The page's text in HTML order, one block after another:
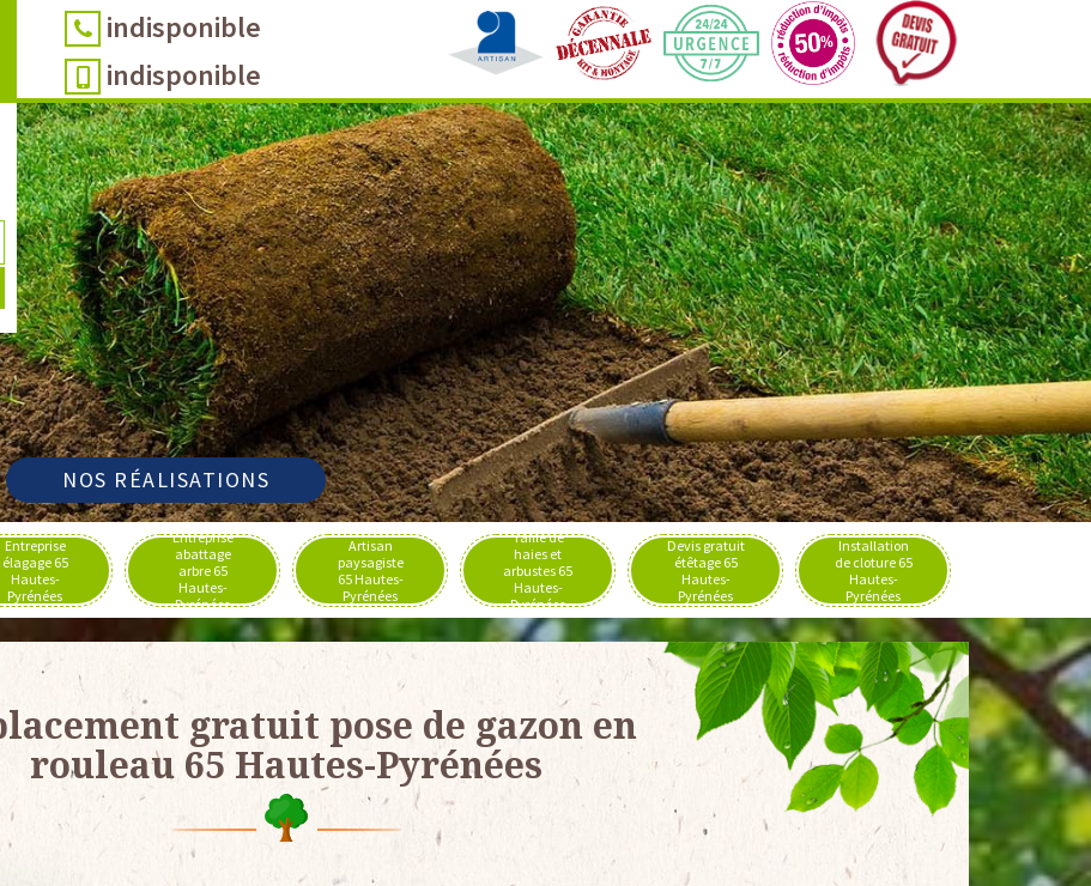
indisponible
indisponible
NOS RÉALISATIONS
Entreprise
élagage 65
Hautes-
Pyrénées
Entreprise
abattage
arbre 65
Hautes-
Pyrénées
Artisan
paysagiste
65 Hautes-
Pyrénées
Taille de
haies et
arbustes 65
Hautes-
Pyrénées
Devis gratuit
étêtage 65
Hautes-
Pyrénées
Installation
de cloture 65
Hautes-
Pyrénées
gratuit pose de gazon en
rouleau 65 Hautes-Pyrénées